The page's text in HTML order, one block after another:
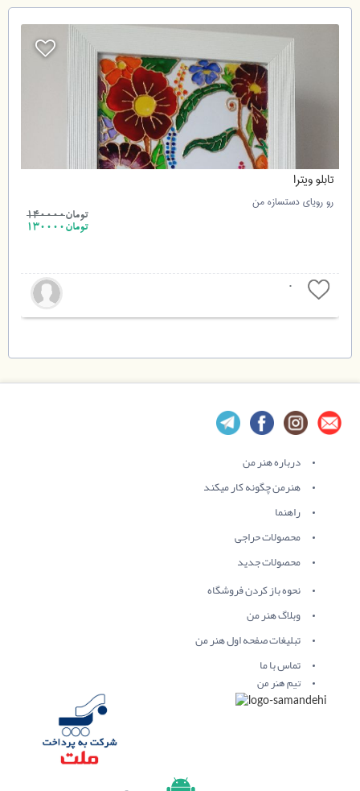
تابلو ویترا
رو رویای دستسازه من
تومان140000
تومان130000
0
درباره هنر من
هنرمن چگونه کار میکند
راهنما
محصولات حراجی
محصولات جدید
نحوه باز کردن فروشگاه
وبلاگ هنر من
تبلیغات صفحه اول هنر من
تماس با ما
تیم هنر من